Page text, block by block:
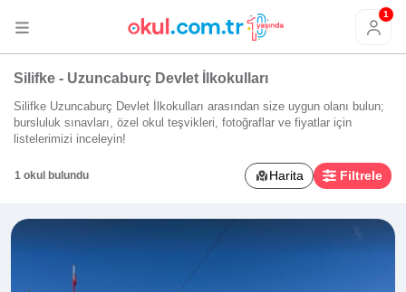
1
Silifke - Uzuncaburç Devlet İlkokulları
Silifke Uzuncaburç Devlet İlkokulları arasından size uygun olanı bulun;
bursluluk sınavları, özel okul teşvikleri, fotoğraflar ve fiyatlar için
listelerimizi inceleyin!
1 okul bulundu Harita Filtrele